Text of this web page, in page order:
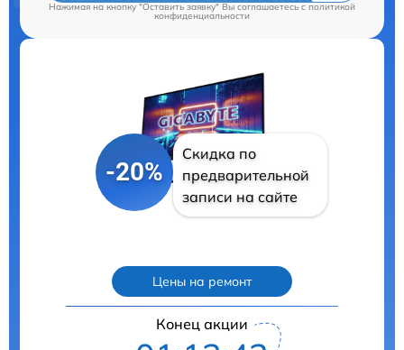
Нажимая на кнопку "Оставить заявку" Вы соглашаетесь cполитикой
конфиденциальности
-20%
Скидка по
предварительной
записи на сайте
Цены на ремонт
Конец акции